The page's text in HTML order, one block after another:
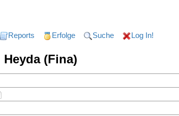
Reports Erfolge Suche Log In!
(Fina)